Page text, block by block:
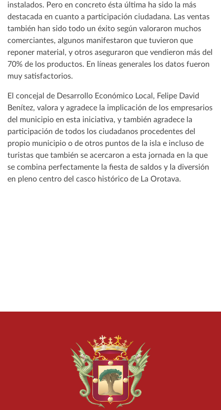
instalados. Pero en concreto ésta última ha sido la más
destacada en cuanto a participación ciudadana. Las ventas
también han sido todo un éxito según valoraron muchos
comerciantes, algunos manifestaron que tuvieron que
reponer material, y otros aseguraron que vendieron más del
70% de los productos. En líneas generales los datos fueron
muy satisfactorios.
El concejal de Desarrollo Económico Local, Felipe David
Benítez, valora y agradece la implicación de los empresarios
del municipio en esta iniciativa, y también agradece la
participación de todos los ciudadanos procedentes del
propio municipio o de otros puntos de la isla e incluso de
turistas que también se acercaron a esta jornada en la que
se combina perfectamente la fiesta de saldos y la diversión
en pleno centro del casco histórico de La Orotava.